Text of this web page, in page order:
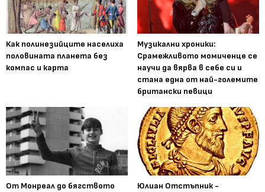
Как полинезийците населиха
половината планета без
компас и карта
Музикални хроники:
Срамежливото момиченце се
научи да вярва в себе си и
стана една от най-големите
британски певици
От Монреал до бягството
Юлиан Отстъпник -